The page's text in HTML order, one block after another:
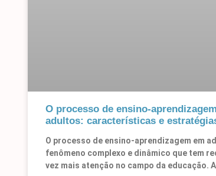
O processo de ensino-
adultos: características e
O processo de ensino-aprendizagem em
fenômeno complexo e dinâmico que tem
vez mais atenção no campo da educação.